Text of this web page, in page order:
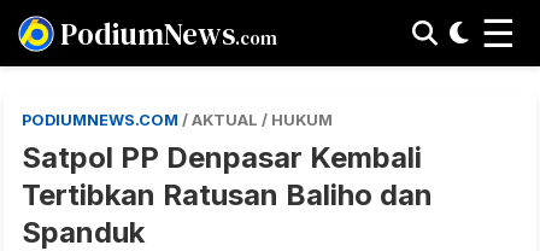
PodiumNews.com ☰
PODIUMNEWS.COM / AKTUAL / HUKUM
Satpol PP Denpasar Kembali
Tertibkan Ratusan Baliho dan
Spanduk